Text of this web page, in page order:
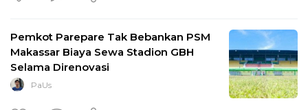
Pemkot Parepare Tak Bebankan PSM
Makassar Biaya Sewa Stadion GBH
Selama Direnovasi
PaUs